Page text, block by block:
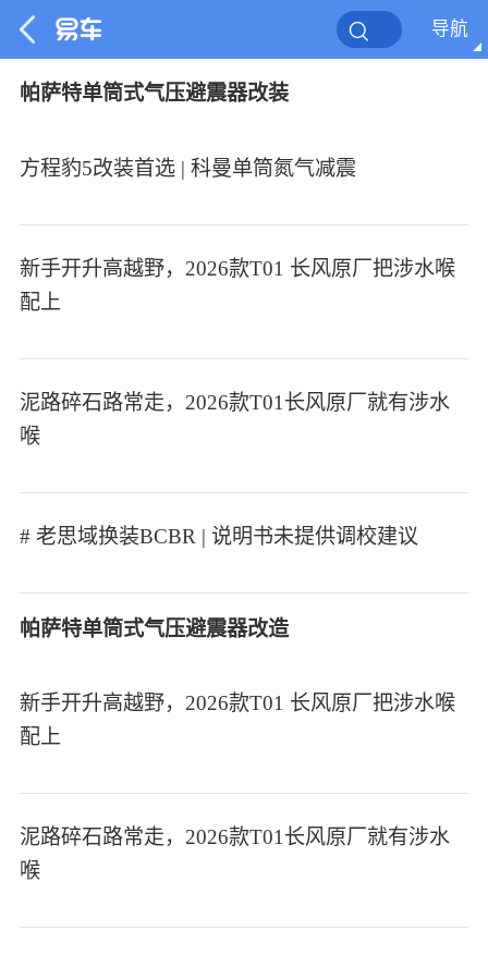
导航
帕萨特单筒式气压避震器改装
方程豹5改装首选 | 科曼单筒氮气减震
新手开升高越野，2026款T01 长风原厂把涉水喉
配上
泥路碎石路常走，2026款T01长风原厂就有涉水
喉
# 老思域换装BCBR | 说明书未提供调校建议
帕萨特单筒式气压避震器改造
新手开升高越野，2026款T01 长风原厂把涉水喉
配上
泥路碎石路常走，2026款T01长风原厂就有涉水
喉